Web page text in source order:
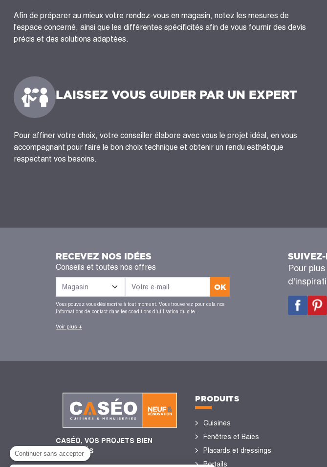
Continuer sans accepter
Afin de préparer au mieux votre rendez-vous en magasin, notez les mesures de
l'espace concerné, ainsi que les différentes spécificités afin de vous fournir des devis
précis et des solutions adaptées.
LAISSEZ VOUS GUIDER PAR UN EXPERT
Pour affiner votre choix, votre conseiller élabore avec vous le projet idéal, en vous
accompagnant pour faire le bon choix technique et obtenir un rendu esthétique
respectant vos besoins.
RECEVEZ NOS IDÉES
Conseils et toutes nos offres
OK
Vous pouvez vous désinscrire à tout moment. Vous trouverez pour cela nos
informations de contact dans les conditions d'utilisation du site.
Voir plus +
Pour plus
CASÉO, VOS PROJETS BIEN
ENCADRÉS
PRODUITS
Cuisines
Fenêtres et Baies
Placards et dressings
Portails